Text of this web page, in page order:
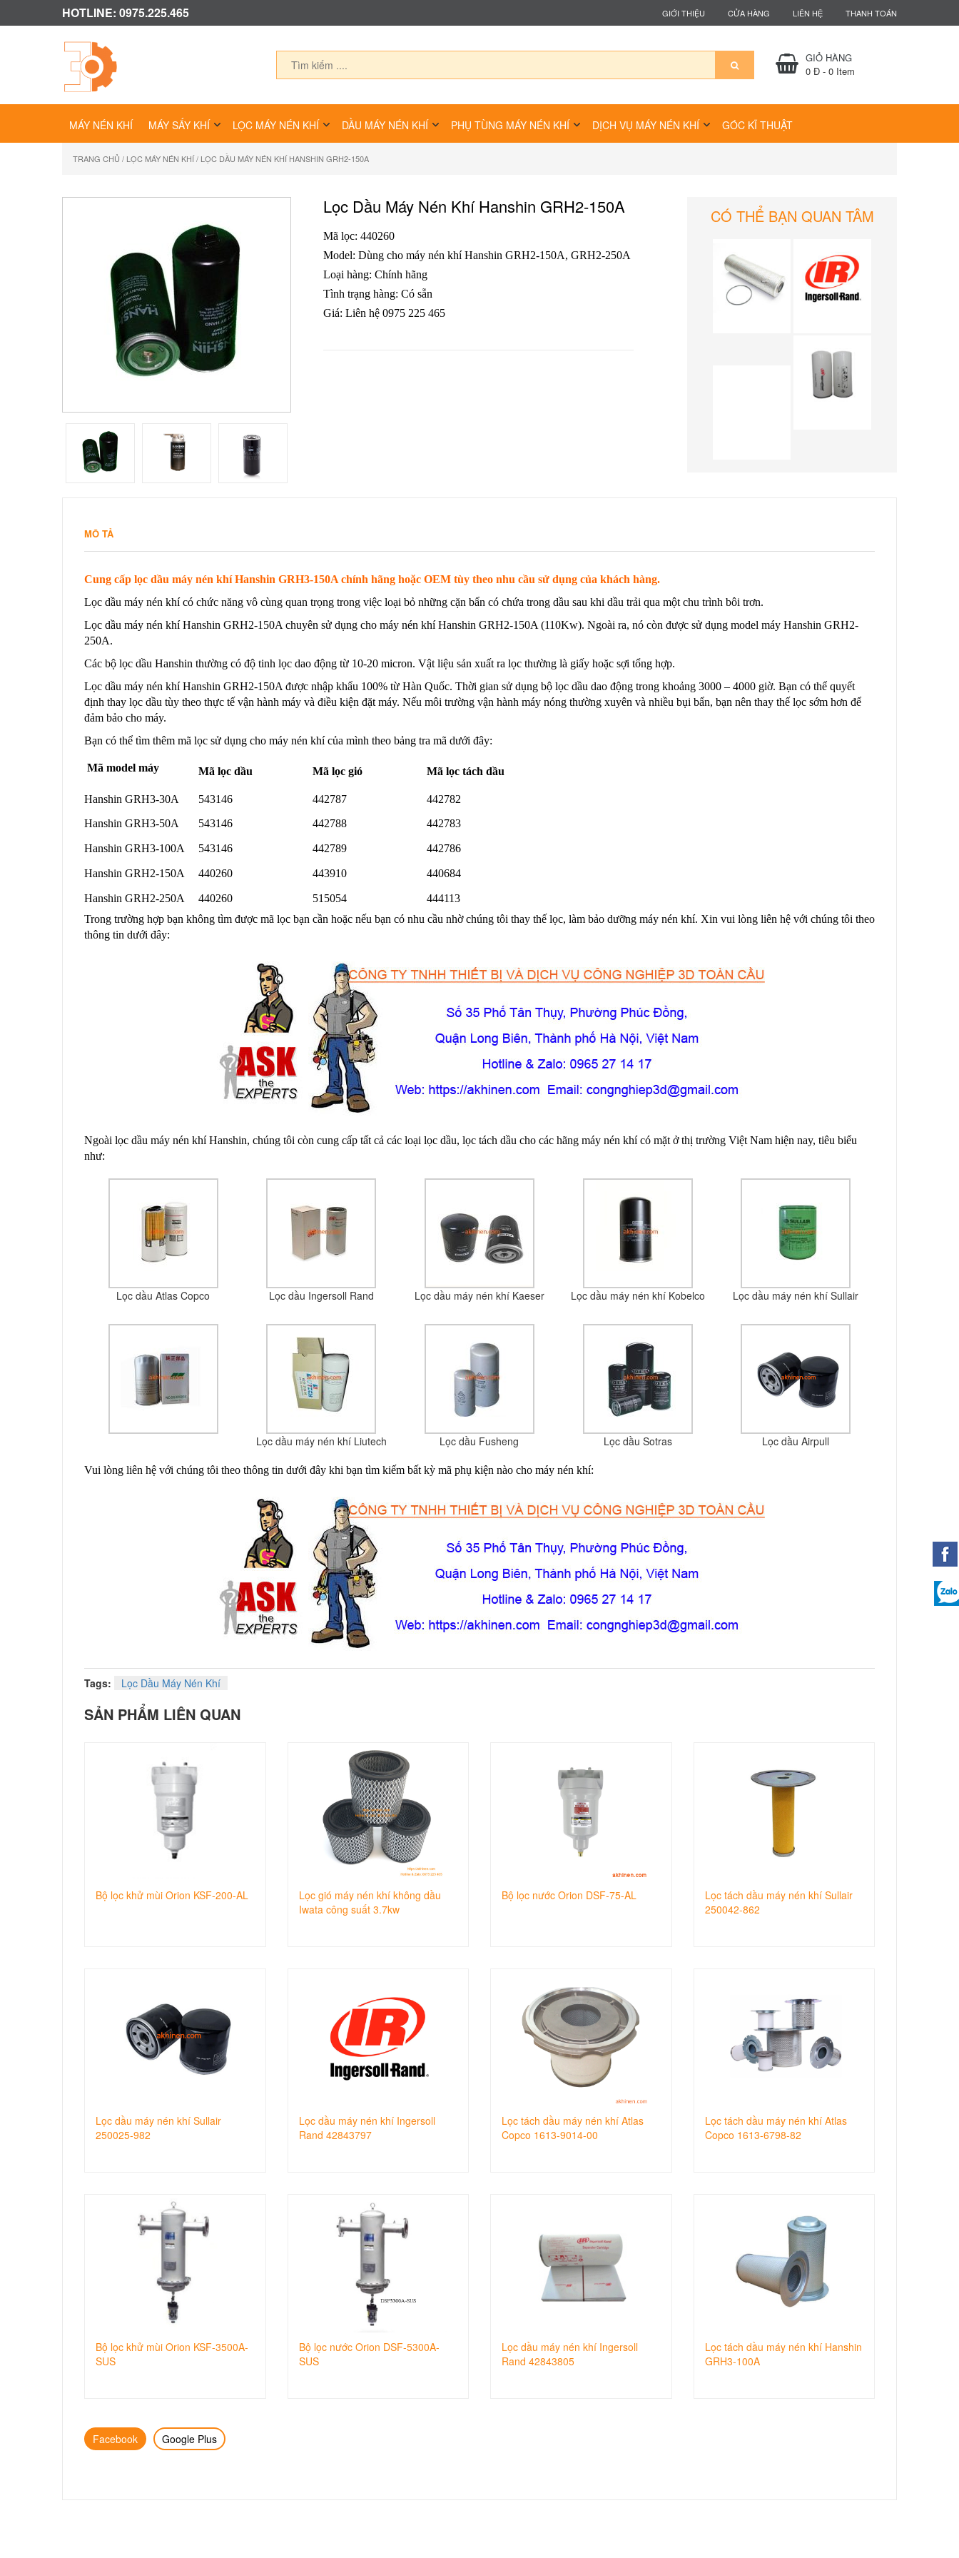
HOTLINE: 0975.225.465 GIỚI THIỆU CỬA HÀNG LIÊN HỆ THANH TOÁN
GIỎ HÀNG
0 Đ - 0 Item
MÁY NÉN KHÍ MÁY SẤY KHÍ LỌC MÁY NÉN KHÍ DẦU MÁY NÉN KHÍ PHỤ TÙNG MÁY NÉN KHÍ DỊCH VỤ MÁY NÉN KHÍ GÓC KĨ THUẬT
TRANG CHỦ / LỌC MÁY NÉN KHÍ/ LỌC DẦU MÁY NÉN KHÍ HANSHIN GRH2-150A
Lọc Dầu Máy Nén Khí Hanshin GRH2-150A
Mã lọc: 440260
Model: Dùng cho máy nén khí Hanshin GRH2-150A, GRH2-250A
Loại hàng: Chính hãng
Tình trạng hàng: Có sẵn
Giá: Liên hệ 0975 225 465
CÓ THỂ BẠN QUAN TÂM
MÔ TẢ
Cung cấp lọc dầu máy nén khí Hanshin GRH3-150A chính hãng hoặc OEM tùy theo nhu cầu sử dụng của khách hàng.
Lọc dầu máy nén khí có chức năng vô cùng quan trọng trong việc loại bỏ những cặn bẩn có chứa trong dầu sau khi dầu trải qua một chu trình bôi trơn.
Lọc dầu máy nén khí Hanshin GRH2-150A chuyên sử dụng cho máy nén khí Hanshin GRH2-150A (110Kw). Ngoài ra, nó còn được sử dụng model máy Hanshin GRH2-
250A.
Các bộ lọc dầu Hanshin thường có độ tinh lọc dao động từ 10-20 micron. Vật liệu sản xuất ra lọc thường là giấy hoặc sợi tổng hợp.
Lọc dầu máy nén khí Hanshin GRH2-150A được nhập khẩu 100% từ Hàn Quốc. Thời gian sử dụng bộ lọc dầu dao động trong khoảng 3000 – 4000 giờ. Bạn có thể quyết
định thay lọc dầu tùy theo thực tế vận hành máy và điều kiện đặt máy. Nếu môi trường vận hành máy nóng thường xuyên và nhiều bụi bẩn, bạn nên thay thế lọc sớm hơn để
đảm bảo cho máy.
Bạn có thể tìm thêm mã lọc sử dụng cho máy nén khí của mình theo bảng tra mã dưới đây:
Mã model máy Mã lọc dầu Mã lọc gió Mã lọc tách dầu
Hanshin GRH3-30A 543146 442787
442782
Hanshin GRH3-50A
543146 442788 442783
Hanshin GRH3-100A 543146 442789 442786
Hanshin GRH2-150A 440260 443910 440684
Hanshin GRH2-250A 440260 515054
444113
Trong trường hợp bạn không tìm được mã lọc bạn cần hoặc nếu bạn có nhu cầu nhờ chúng tôi thay thế lọc, làm bảo dưỡng máy nén khí. Xin vui lòng liên hệ với chúng tôi theo
thông tin dưới đây:
Ngoài lọc dầu máy nén khí Hanshin, chúng tôi còn cung cấp tất cả các loại lọc dầu, lọc tách dầu cho các hãng máy nén khí có mặt ở thị trường Việt Nam hiện nay, tiêu biểu
như:
Lọc dầu Atlas Copco Lọc dầu Ingersoll Rand Lọc dầu máy nén khí Kaeser Lọc dầu máy nén khí Kobelco Lọc dầu máy nén khí Sullair
Lọc dầu máy nén khí Liutech Lọc dầu Fusheng Lọc dầu Sotras Lọc dầu Airpull
Vui lòng liên hệ với chúng tôi theo thông tin dưới đây khi bạn tìm kiếm bất kỳ mã phụ kiện nào cho máy nén khí:
Tags: Lọc Dầu Máy Nén Khí
SẢN PHẨM LIÊN QUAN
Bộ lọc khử mùi Orion KSF-200-AL
Lọc gió máy nén khí không dầu
Iwata công suất 3.7kw
Bộ lọc nước Orion DSF-75-AL
Lọc tách dầu máy nén khí Sullair
250042-862
Lọc dầu máy nén khí Sullair
250025-982
Lọc dầu máy nén khí Ingersoll
Rand 42843797
Lọc tách dầu máy nén khí Atlas
Copco 1613-9014-00
Lọc tách dầu máy nén khí Atlas
Copco 1613-6798-82
Bộ lọc khử mùi Orion KSF-3500A-
SUS
Bộ lọc nước Orion DSF-5300A-
SUS
Lọc dầu máy nén khí Ingersoll
Rand 42843805
Lọc tách dầu máy nén khí Hanshin
GRH3-100A
Facebook Google Plus